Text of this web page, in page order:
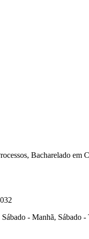
Bacharelado
- Manhã, Sábado -